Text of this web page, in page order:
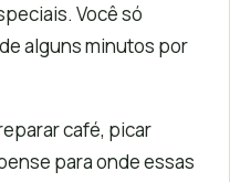
Você só
alguns minutos por
café, picar
para onde essas